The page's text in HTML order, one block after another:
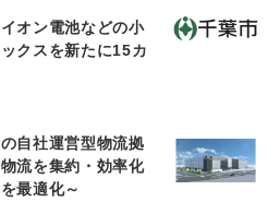
オン電池などの小
クスを新たに15カ
自社運営型物流拠
流を集約・効率化
最適化～